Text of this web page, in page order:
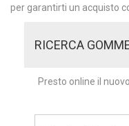
per garantirti un acquisto
RICERCA
Presto online il